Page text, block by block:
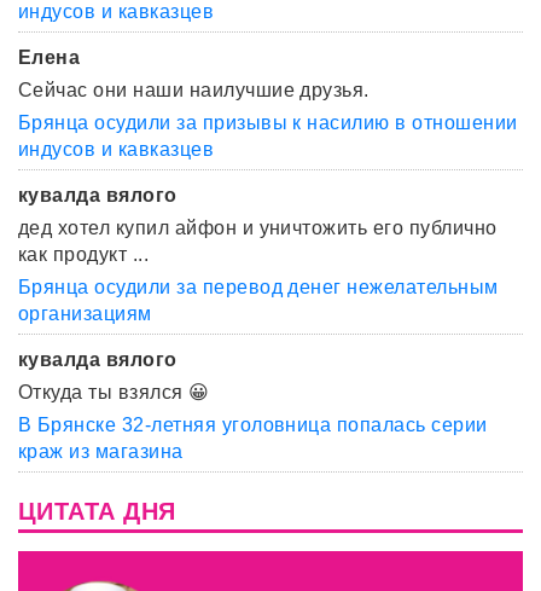
индусов и кавказцев
Елена
Сейчас они наши наилучшие друзья.
Брянца осудили за призывы к насилию в отношении
индусов и кавказцев
кувалда вялого
дед хотел купил айфон и уничтожить его публично
как продукт ...
Брянца осудили за перевод денег нежелательным
организациям
кувалда вялого
Откуда ты взялся 😀
В Брянске 32-летняя уголовница попалась серии
краж из магазина
ЦИТАТА ДНЯ